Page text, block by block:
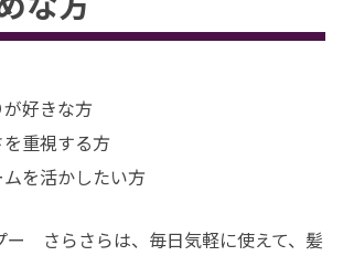
好きな方
重視する方
を活かしたい方
ー さらさらは、毎日気軽に使えて、髪